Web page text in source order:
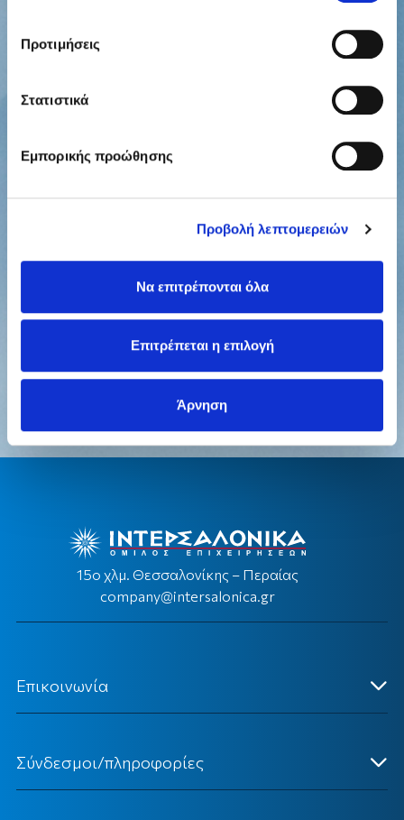
Προτιμήσεις
Στατιστικά
Εμπορικής προώθησης
Προβολή λεπτομερειών
Να επιτρέπονται όλα
Επιτρέπεται η επιλογή
Άρνηση
15ο χλμ. Θεσσαλονίκης – Περαίας
company@intersalonica.gr
Επικοινωνία
Σύνδεσμοι/πληροφορίες